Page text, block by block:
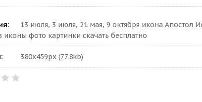
13 июля, 3 июля, 21 мая, 9 октября икона Апостол
иконы фото картинки скачать бесплатно
380x459px (77.8kb)